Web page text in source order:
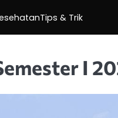
Tips & Trik
I